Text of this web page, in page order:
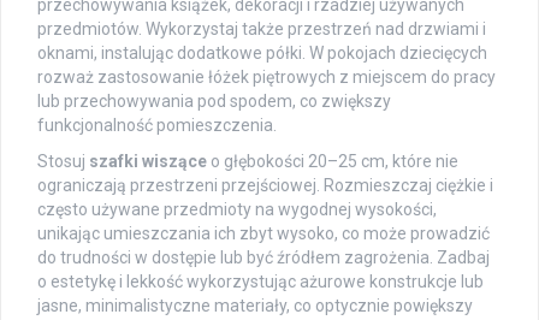
przechowywania książek, dekoracji i rzadziej używanych
przedmiotów. Wykorzystaj także przestrzeń nad drzwiami i
oknami, instalując dodatkowe półki. W pokojach dziecięcych
rozważ zastosowanie łóżek piętrowych z miejscem do pracy
lub przechowywania pod spodem, co zwiększy
funkcjonalność pomieszczenia.
Stosuj szafki wiszące o głębokości 20–25 cm, które nie
ograniczają przestrzeni przejściowej. Rozmieszczaj ciężkie i
często używane przedmioty na wygodnej wysokości,
unikając umieszczania ich zbyt wysoko, co może prowadzić
do trudności w dostępie lub być źródłem zagrożenia. Zadbaj
o estetykę i lekkość wykorzystując ażurowe konstrukcje lub
jasne, minimalistyczne materiały, co optycznie powiększy